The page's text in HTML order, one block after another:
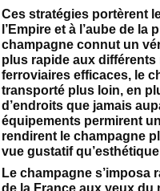
Ces stratégies portèrent
l’Empire et à l’aube de
champagne connut un
plus rapide aux différents
ferroviaires efficaces, le
transporté plus loin, en
d’endroits que jamais
équipements permirent
rendirent le champagne
vue gustatif
Le champagne s’imposa
de la France aux yeux du